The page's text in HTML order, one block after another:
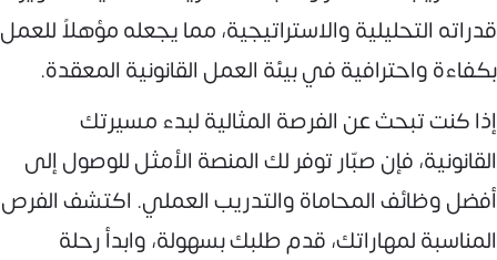
قدراته التحليلية والاستراتيجية، مما يجعله مؤهلاً للعمل
بكفاءة واحترافية في بيئة العمل القانونية المعقدة.
إذا كنت تبحث عن الفرصة المثالية لبدء مسيرتك
القانونية، فإن صبّار توفر لك المنصة الأمثل للوصول إلى
أفضل وظائف المحاماة والتدريب العملي. اكتشف الفرص
المناسبة لمهاراتك، قدم طلبك بسهولة، وابدأ رحلة